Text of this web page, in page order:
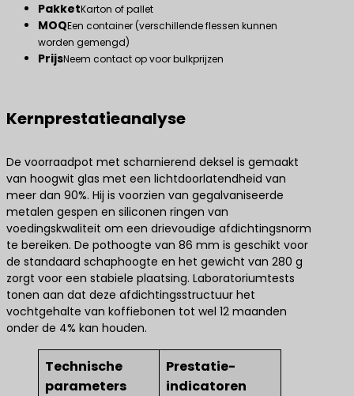
PakketKarton of pallet
MOQEen container (verschillende flessen kunnen
worden gemengd)
PrijsNeem contact op voor bulkprijzen
Kernprestatieanalyse
De voorraadpot met scharnierend deksel is gemaakt
van hoogwit glas met een lichtdoorlatendheid van
meer dan 90%. Hij is voorzien van gegalvaniseerde
metalen gespen en siliconen ringen van
voedingskwaliteit om een drievoudige afdichtingsnorm
te bereiken. De pothoogte van 86 mm is geschikt voor
de standaard schaphoogte en het gewicht van 280 g
zorgt voor een stabiele plaatsing. Laboratoriumtests
tonen aan dat deze afdichtingsstructuur het
vochtgehalte van koffiebonen tot wel 12 maanden
onder de 4% kan houden.
Technische
parameters
Prestatie-
indicatoren